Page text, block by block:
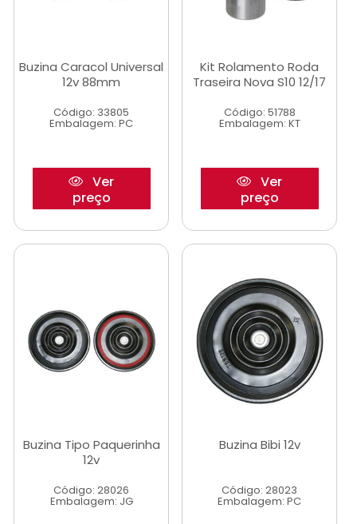
Buzina Caracol Universal
12v 88mm
Código: 33805
Embalagem: PC
Ver
preço
Kit Rolamento Roda
Traseira Nova S10 12/17
Código: 51788
Embalagem: KT
Ver
preço
Buzina Tipo Paquerinha
12v
Código: 28026
Embalagem: JG
Buzina Bibi 12v
Código: 28023
Embalagem: PC